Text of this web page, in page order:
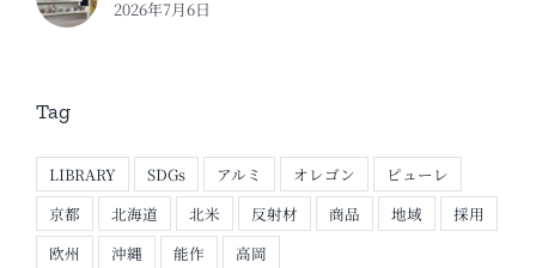
2026年7月6日
Tag
LIBRARY SDGs アルミ オレゴン
ピューレ
京都
北海道 北米 反射材 商品 地域
採用
欧州
沖縄 能作 高岡